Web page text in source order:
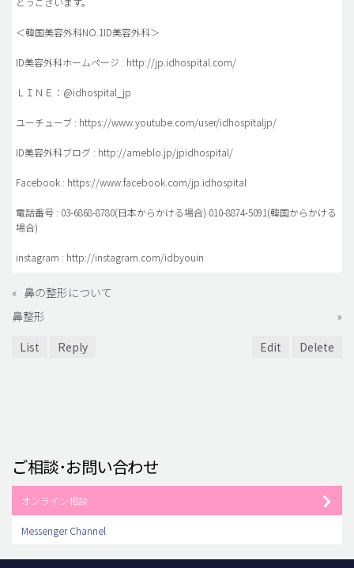
＜韓国美容外科NO.1ID美容外科＞
ID美容外科ホームページ : http://jp.idhospital.com/
ＬＩＮＥ：@idhospital_jp
ユーチューブ : https://www.youtube.com/user/idhospitaljp/
ID美容外科ブログ : http://ameblo.jp/jpidhospital/
Facebook : https://www.facebook.com/jp.idhospital
電話番号 : 03-6868-8780(日本からかける場合) 010-8874-5091(韓国からかける
場合)
instagram : http://instagram.com/idbyouin
« 鼻の整形について
鼻整形
»
List
Reply Edit Delete
ご相談･お問い合わせ
オンライン相談
Messenger Channel